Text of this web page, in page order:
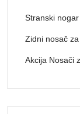
Stranski
Zidni nosač
Akcija Nosači